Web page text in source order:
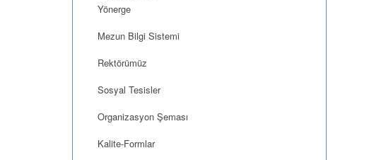
Yönerge
Mezun Bilgi Sistemi
Rektörümüz
Sosyal Tesisler
Organizasyon Şeması
Kalite-Formlar